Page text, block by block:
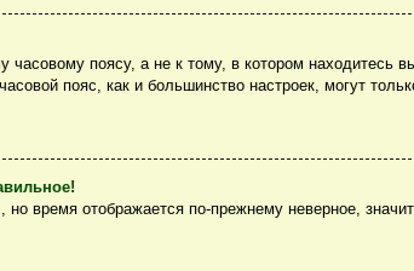
поясу, а не к тому, в котором находитесь
пояс, как и большинство настроек, могут
время отображается по-прежнему неверное,